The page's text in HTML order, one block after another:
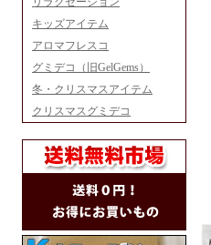
キッズアイテム
アロマフレスコ
グミデコ（旧GelGems）
冬・クリスマスアイテム
クリスマスグミデコ